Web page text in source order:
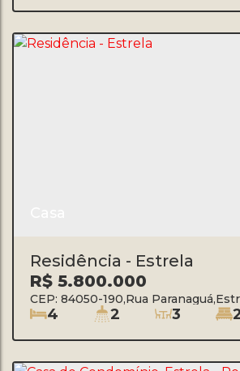
Residência - Estrela
R$5.800.000
CEP: 84050-190,Rua Paranaguá,
4 2 3